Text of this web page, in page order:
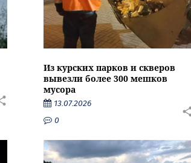
Из курских парков и скверов
вывезли более 300 мешков
мусора
13.07.2026
0